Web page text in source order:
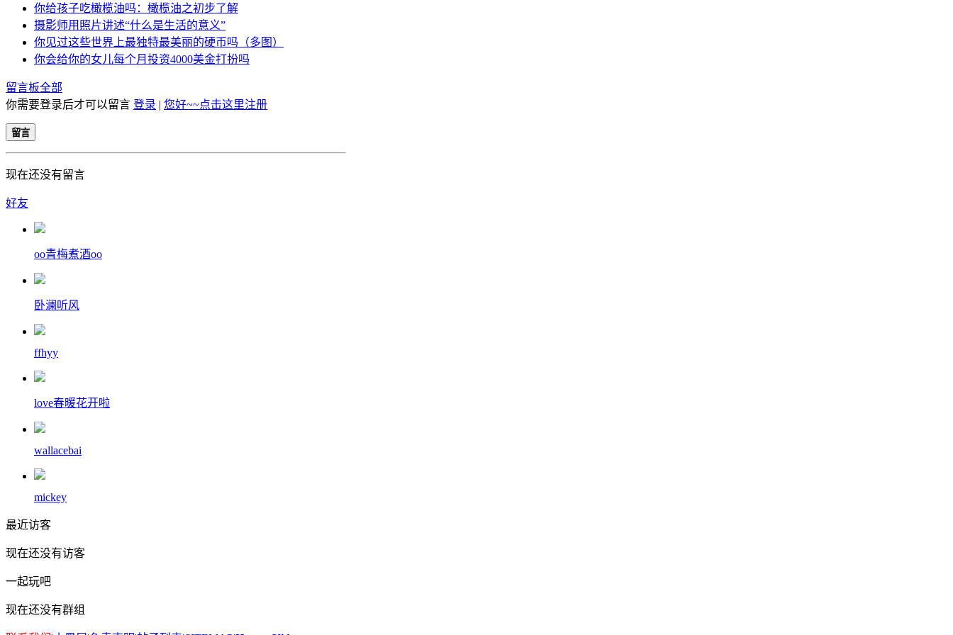
你给孩子吃橄榄油吗：橄榄油之初步了解
摄影师用照片讲述“什么是生活的意义”
你见过这些世界上最独特最美丽的硬币吗（多图）
你会给你的女儿每个月投资4000美金打扮吗
留言板全部
你需要登录后才可以留言 登录 | 您好~~点击这里注册
留言
现在还没有留言
好友
oo青梅煮酒oo
卧澜听风
ffhyy
love春暖花开啦
wallacebai
mickey
最近访客
现在还没有访客
一起玩吧
现在还没有群组